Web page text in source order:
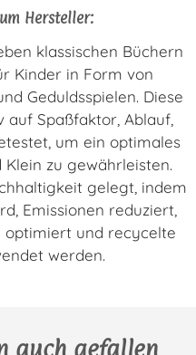
Hersteller:
klassischen Büchern
Kinder in Form von
Geduldsspielen. Diese
Spaßfaktor, Ablauf,
um ein optimales
zu gewährleisten.
gelegt, indem
Emissionen reduziert,
optimiert und recycelte
werden.
auch gefallen